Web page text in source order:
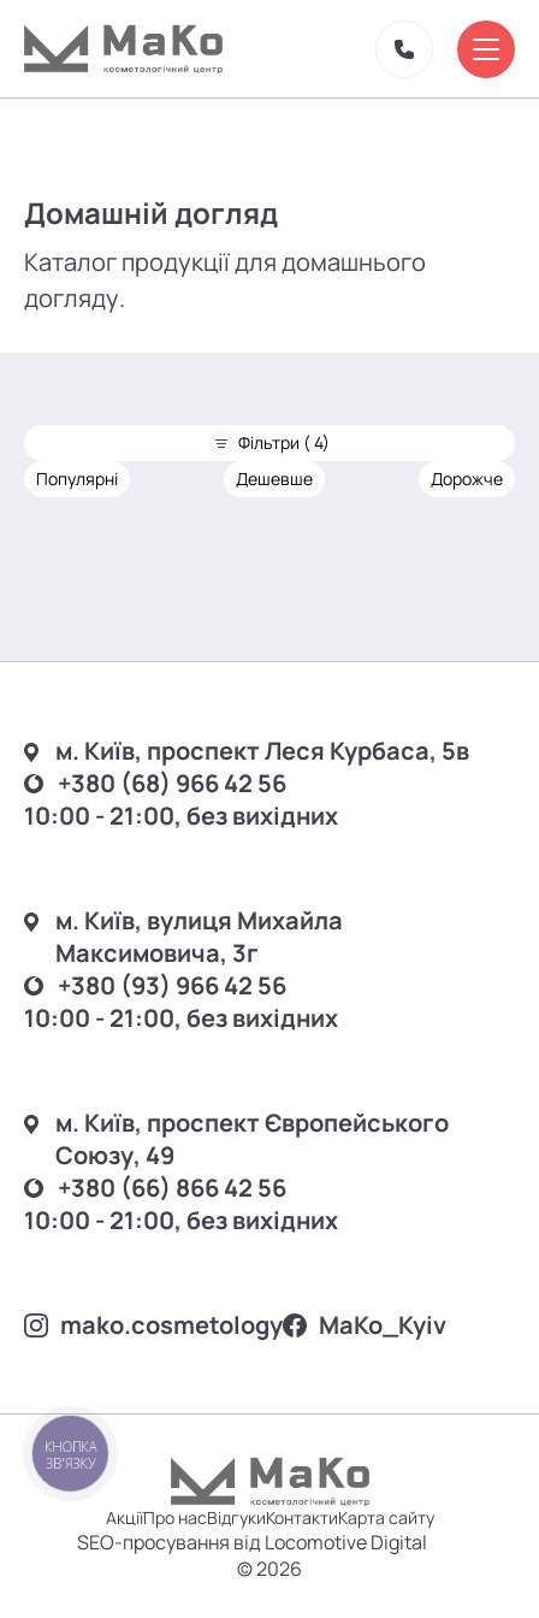
Домашній догляд
Каталог продукції для домашнього
догляду.
Фільтри ( 4)
Популярні
Дешевше Дорожче
м. Київ, проспект Леся Курбаса, 5в
+380 (68) 966 42 56
10:00 - 21:00, без вихідних
м. Київ, вулиця Михайла
Максимовича, 3г
+380 (93) 966 42 56
10:00 - 21:00, без вихідних
м. Київ, проспект Європейського
Союзу, 49
+380 (66) 866 42 56
10:00 - 21:00, без вихідних
mako.cosmetology MаKo_Kyiv
АкціїПро насВідгукиКонтактиКарта сайту
SEO-просування від Locomotive Digital
© 2026
КНОПКА
ЗВ'ЯЗКУ